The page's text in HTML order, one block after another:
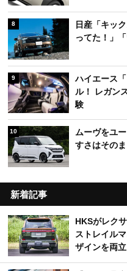
8
日産「キッ
ってた！」
9
ハイエース
ル！ レガン
験
10
ムーヴをユ
すさはその
新着記事
HKSがレク
ストレイル
ザインを両立